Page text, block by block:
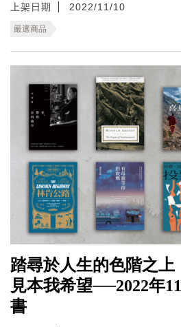
上架日期 2022/11/10
嚴選商品
踏尋於人生的色階之上
見本我希望──2022年
書